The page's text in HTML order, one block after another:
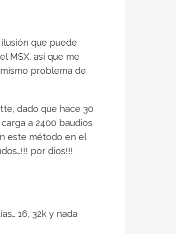
que puede
MSX, así que me
problema de
dado que hace 30
a 2400 baudios
este método en el
por dios!!!
16, 32k y nada